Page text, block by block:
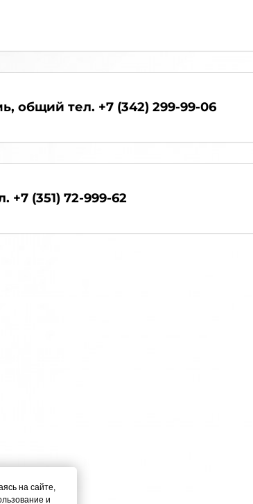
, общий тел. +7 (342) 299-99-06
+7 (351) 72-999-62
на сайте,
и